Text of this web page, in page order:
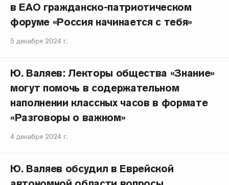
в ЕАО гражданско-патриотическом
форуме «Россия начинается с тебя»
5 декабря 2024 г.
Ю. Валяев: Лекторы общества «Знание»
могут помочь в содержательном
наполнении классных часов в формате
«Разговоры о важном»
4 декабря 2024 г.
Ю. Валяев обсудил в Еврейской